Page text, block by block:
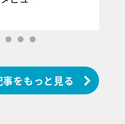
をもっと見る